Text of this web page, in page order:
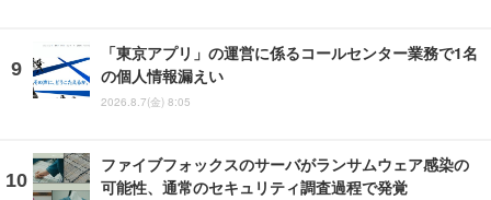
「東京アプリ」の運営に係るコールセンター業務で1名
の個人情報漏えい
2026.8.7(金) 8:05
ファイブフォックスのサーバがランサムウェア感染の
可能性、通常のセキュリティ調査過程で発覚